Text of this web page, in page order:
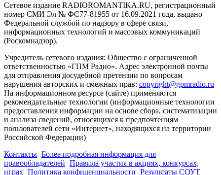
Сетевое издание RADIOROMANTIKA.RU, регистрационный
номер СМИ Эл № ФС77-81955 от 16.09.2021 года, выдано
Федеральной службой по надзору в сфере связи,
информационных технологий и массовых коммуникаций
(Роскомнадзор).
Учредитель сетевого издания: Общество с ограниченной
ответственностью «ГПМ Радио». Адрес электронной почты
для отправления досудебной претензии по вопросам
нарушения авторских и смежных прав: copyright@gpmradio.ru
На информационном ресурсе (сайте) применяются
рекомендательные технологии (информационные технологии
предоставления информации на основе сбора, систематизации
и анализа сведений, относящихся к предпочтениям
пользователей сети «Интернет», находящихся на территории
Российской Федерации)
Контакты Более подробная информация для
правообладателей Правила участия в акциях, конкурсах,
играх Политика конфиденциальности Результаты СОУТ